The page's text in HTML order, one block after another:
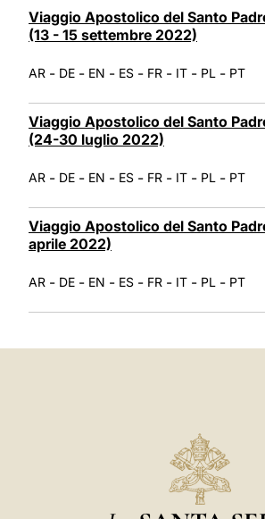
Viaggio Apostolico del Santo
(13 - 15 settembre 2022)
AR - DE - EN - ES - FR - IT - PL - PT
Viaggio Apostolico del Santo
(24-30 luglio 2022)
AR - DE - EN - ES - FR - IT - PL - PT
Viaggio Apostolico del Santo
aprile 2022)
AR - DE - EN - ES - FR - IT - PL - PT